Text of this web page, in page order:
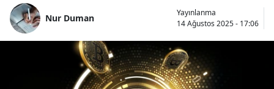
Nur Duman
Yayınlanma
14 Ağustos 2025 - 17:06